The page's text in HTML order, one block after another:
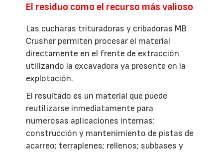
El residuo como el recurso más valioso
Las cucharas trituradoras y cribadoras MB
Crusher permiten procesar el material
directamente en el frente de extracción
utilizando la excavadora ya presente en la
explotación.
El resultado es un material que puede
reutilizarse inmediatamente para
numerosas aplicaciones internas:
construcción y mantenimiento de pistas de
acarreo; terraplenes; rellenos; subbases y